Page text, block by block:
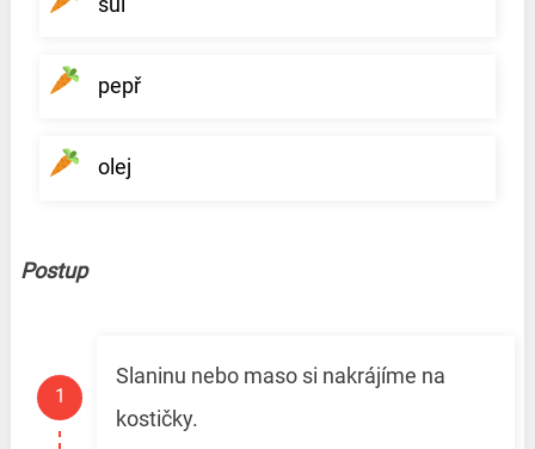
pepř
olej
Postup
Slaninu nebo maso si nakrájíme na
kostičky.